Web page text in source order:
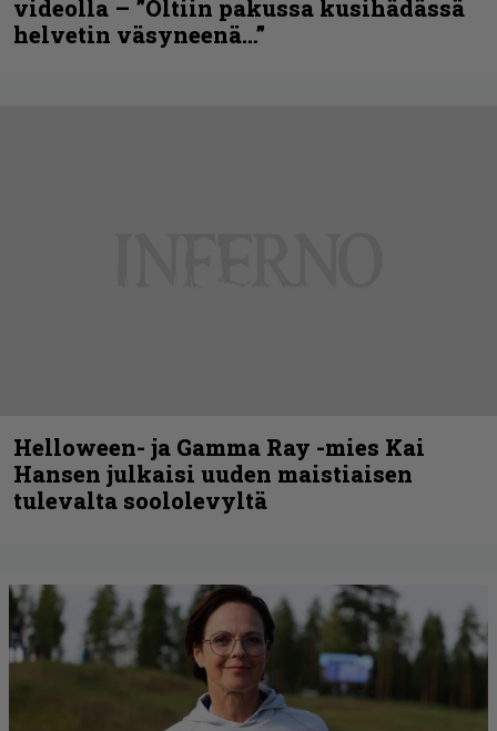
videolla – ”Oltiin pakussa kusihädässä
helvetin väsyneenä…”
Helloween- ja Gamma Ray -mies Kai
Hansen julkaisi uuden maistiaisen
tulevalta soololevyltä